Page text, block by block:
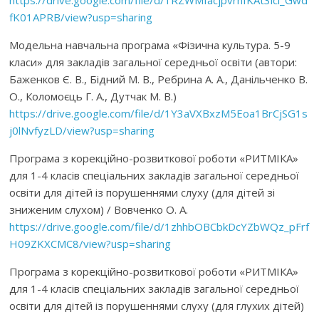
fK01APRB/view?usp=sharing
Модельна навчальна програма «Фізична культура. 5-9
класи» для закладів загальної середньої освіти (автори:
Баженков Є. В., Бідний М. В., Ребрина А. А., Данільченко В.
О., Коломоєць Г. А., Дутчак М. В.)
https://drive.google.com/file/d/1Y3aVXBxzM5Eoa1BrCjSG1s
j0lNvfyzLD/view?usp=sharing
Програма з корекційно-розвиткової роботи «РИТМІКА»
для 1-4 класів спеціальних закладів загальної середньої
освіти для дітей із порушеннями слуху (для дітей зі
зниженим слухом) / Вовченко О. А.
https://drive.google.com/file/d/1zhhbOBCbkDcYZbWQz_pFrf
H09ZKXCMC8/view?usp=sharing
Програма з корекційно-розвиткової роботи «РИТМІКА»
для 1-4 класів спеціальних закладів загальної середньої
освіти для дітей із порушеннями слуху (для глухих дітей)